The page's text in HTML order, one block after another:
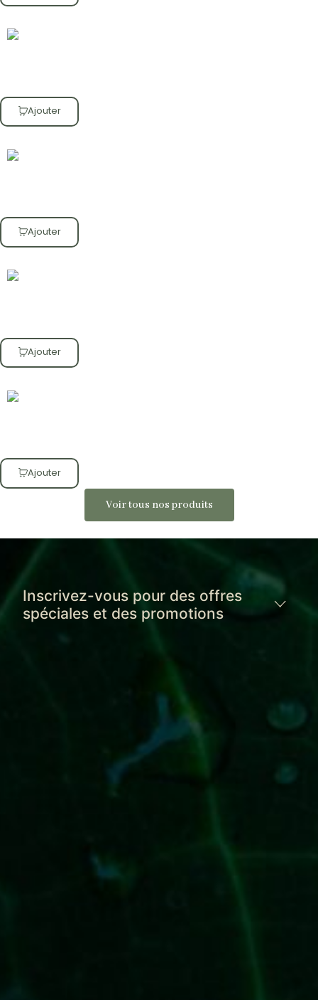
Ajouter
Ajouter
Ajouter
Ajouter
Voir tous nos produits
Inscrivez-vous pour des offres
spéciales et des promotions